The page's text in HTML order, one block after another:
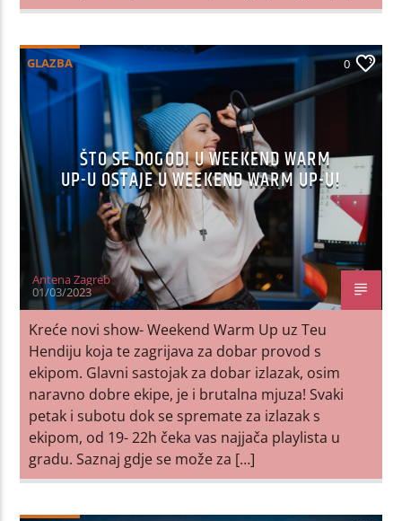
GLAZBA 0
ŠTO SE DOGODI U WEEKEND WARM
UP-U OSTAJE U WEEKEND WARM UP-U!
Antena Zagreb
01/03/2023
Kreće novi show- Weekend Warm Up uz Teu
Hendiju koja te zagrijava za dobar provod s
ekipom. Glavni sastojak za dobar izlazak, osim
naravno dobre ekipe, je i brutalna mjuza! Svaki
petak i subotu dok se spremate za izlazak s
ekipom, od 19- 22h čeka vas najjača playlista u
gradu. Saznaj gdje se može za […]